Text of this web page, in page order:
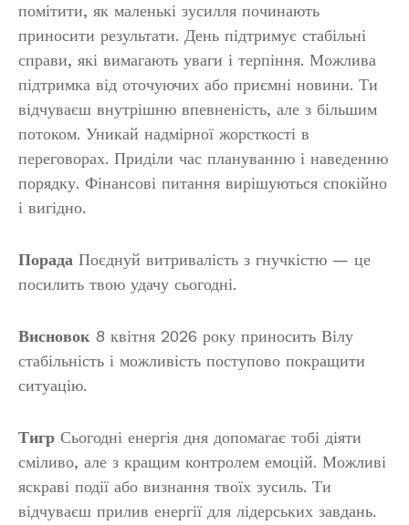
помітити, як маленькі зусилля починають
приносити результати. День підтримує стабільні
справи, які вимагають уваги і терпіння. Можлива
підтримка від оточуючих або приємні новини. Ти
відчуваєш внутрішню впевненість, але з більшим
потоком. Уникай надмірної жорсткості в
переговорах. Приділи час плануванню і наведенню
порядку. Фінансові питання вирішуються спокійно
і вигідно.
Порада Поєднуй витривалість з гнучкістю — це
посилить твою удачу сьогодні.
Висновок 8 квітня 2026 року приносить Вілу
стабільність і можливість поступово покращити
ситуацію.
Тигр Сьогодні енергія дня допомагає тобі діяти
сміливо, але з кращим контролем емоцій. Можливі
яскраві події або визнання твоїх зусиль. Ти
відчуваєш прилив енергії для лідерських завдань.